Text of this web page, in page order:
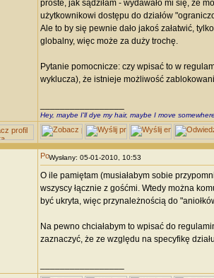
proste, jak sądziłam - wydawało mi się, że
użytkownikowi dostępu do działów
Ale to by się pewnie dało jakoś załatwić,
globalny, więc może za duży trochę.
Pytanie pomocnicze: czy wpisać to w
wyklucza), że istnieje możliwość
Hey, maybe I'll dye my hair, maybe I move
Wysłany: 05-01-2010, 10:53
O ile pamiętam (musiałabym sobie
wszyscy łącznie z gośćmi. Wtedy można
być ukryta, więc przynależnością do
Na pewno chciałabym to wpisać do
zaznaczyć, że ze względu na specyfikę